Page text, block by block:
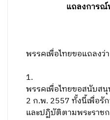
แถลงการณ์
พรรคเพื่อไทยขอแถลงว่า
1.
พรรคเพื่อไทยขอสนับส
2 ก.พ. 2557 ทั้งนี้เพื่อรั
และปฏิบัติตามพระราช